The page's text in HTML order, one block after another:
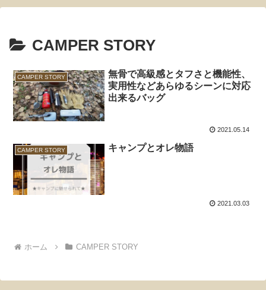
CAMPER STORY
CAMPER STORY
無骨で高級感とタフさと機能性、
実用性などあらゆるシーンに対応
出来るバッグ
2021.05.14
CAMPER STORY キャンプとオレ物語
2021.03.03
ホーム CAMPER STORY